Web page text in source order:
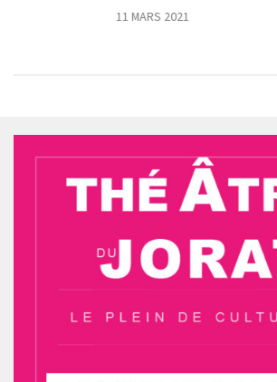
11 MARS 2021